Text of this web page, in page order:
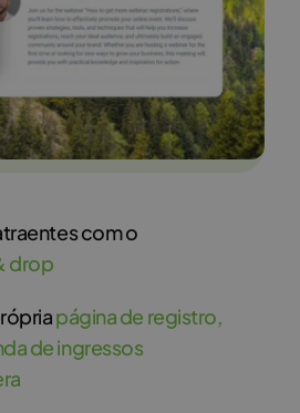
com o
drop
página de registro,
de ingressos